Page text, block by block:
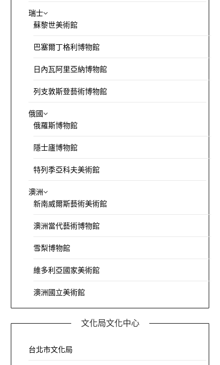
瑞士
蘇黎世美術館
巴塞爾丁格利博物館
日內瓦阿里亞納博物館
列支敦斯登藝術博物館
俄國
俄羅斯博物館
隱士廬博物館
特列季亞科夫美術館
澳洲
新南威爾斯藝術美術館
澳洲當代藝術博物館
雪梨博物館
維多利亞國家美術館
澳洲國立美術館
文化局文化中心
台北市文化局